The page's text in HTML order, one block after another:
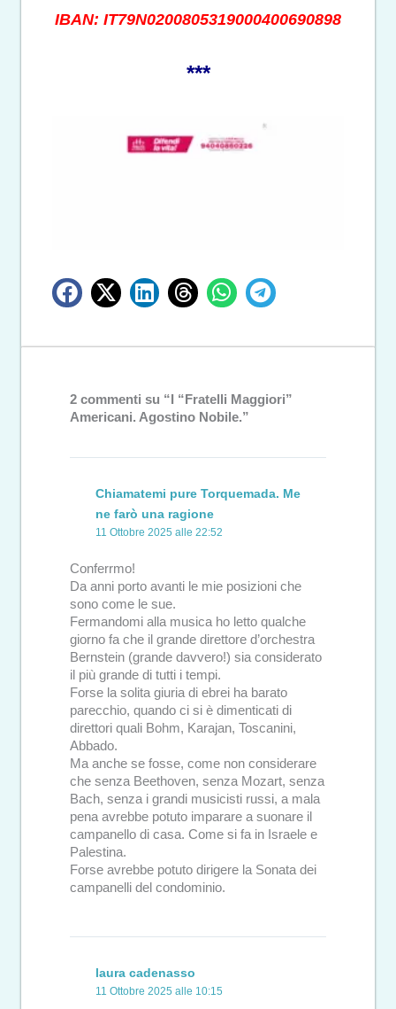
IBAN: IT79N0200805319000400690898
***
2 commenti su “I “Fratelli Maggiori”
Americani. Agostino Nobile.”
Chiamatemi pure Torquemada. Me
ne farò una ragione
11 Ottobre 2025 alle 22:52
Conferrmo!
Da anni porto avanti le mie posizioni che
sono come le sue.
Fermandomi alla musica ho letto qualche
giorno fa che il grande direttore d’orchestra
Bernstein (grande davvero!) sia considerato
il più grande di tutti i tempi.
Forse la solita giuria di ebrei ha barato
parecchio, quando ci si è dimenticati di
direttori quali Bohm, Karajan, Toscanini,
Abbado.
Ma anche se fosse, come non considerare
che senza Beethoven, senza Mozart, senza
Bach, senza i grandi musicisti russi, a mala
pena avrebbe potuto imparare a suonare il
campanello di casa. Come si fa in Israele e
Palestina.
Forse avrebbe potuto dirigere la Sonata dei
campanelli del condominio.
laura cadenasso
11 Ottobre 2025 alle 10:15